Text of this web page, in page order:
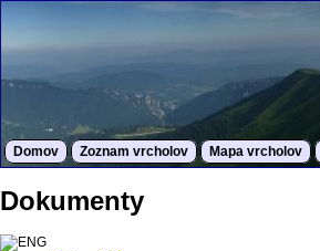
Domov Zoznam vrcholov Mapa vrcholov
Dokumenty